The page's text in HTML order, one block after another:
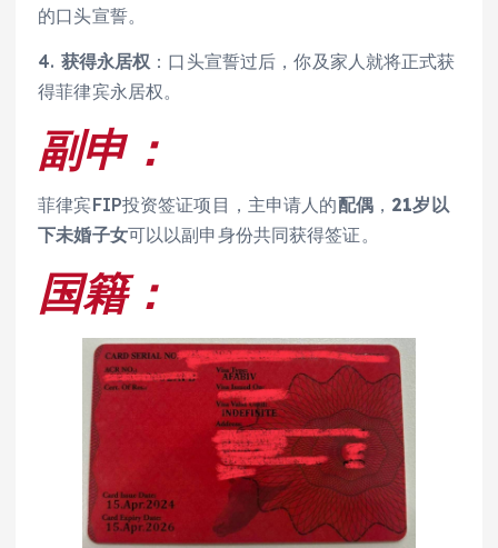
的口头宣誓。
4. 获得永居权 ：口头宣誓过后，你及家人就将正式获
得菲律宾永居权。
副申：
菲律宾FIP投资签证项目，主申请人的配偶， 21岁以
下未婚子女可以以副申身份共同获得签证。
国籍：